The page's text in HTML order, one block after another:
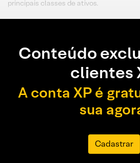
principais classes de ativos.
Conteúdo
clientes
A conta XP é
sua
Cadastrar